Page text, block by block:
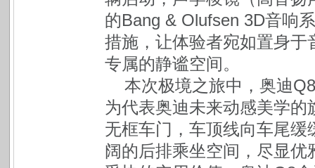
的Bang & Olufsen 3D音响
措施，让体验者宛如置身
专属的静谧空间。
本次极境之旅中，奥迪
为代表奥迪未来动感美学
无框车门，车顶线向车尾缓
阔的后排乘坐空间，尽显